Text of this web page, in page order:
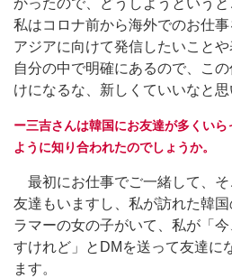
かったので、どうしようというと
私はコロナ前から海外でのお仕事
アジアに向けて発信したいこと
自分の中で明確にあるので、こ
けになるな、新しくていいなと思
ー三吉さんは韓国にお友達が多くい
ように知り合われたのでしょうか。
最初にお仕事でご一緒して、そ
友達もいますし、私が訪れた韓
ラマーの女の子がいて、私が「
すけれど」とDMを送って友達に
ます。